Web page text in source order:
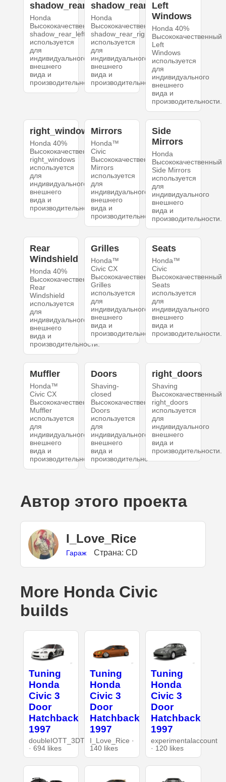
shadow_rear_left
Honda
Высококачественный
shadow_rear_left
используется
для
индивидуального
внешнего
вида и
производительности.
shadow_rear_right
Honda
Высококачественный
shadow_rear_right
используется
для
индивидуального
внешнего
вида и
производительности.
Left
Windows
Honda 40%
Высококачественный
Left
Windows
используется
для
индивидуального
внешнего
вида и
производительности.
right_windows
Honda 40%
Высококачественный
right_windows
используется
для
индивидуального
внешнего
вида и
производительности.
Mirrors
Honda™
Civic
Высококачественный
Mirrors
используется
для
индивидуального
внешнего
вида и
производительности.
Side
Mirrors
Honda
Высококачественный
Side Mirrors
используется
для
индивидуального
внешнего
вида и
производительности.
Rear
Windshield
Honda 40%
Высококачественный
Rear
Windshield
используется
для
индивидуального
внешнего
вида и
производительности.
Grilles
Honda™
Civic CX
Высококачественный
Grilles
используется
для
индивидуального
внешнего
вида и
производительности.
Seats
Honda™
Civic
Высококачественный
Seats
используется
для
индивидуального
внешнего
вида и
производительности.
Muffler
Honda™
Civic CX
Высококачественный
Muffler
используется
для
индивидуального
внешнего
вида и
производительности.
Doors
Shaving-
closed
Высококачественный
Doors
используется
для
индивидуального
внешнего
вида и
производительности.
right_doors
Shaving
Высококачественный
right_doors
используется
для
индивидуального
внешнего
вида и
производительности.
Автор этого проекта
I_Love_Rice
Гараж Страна: CD
More Honda Civic
builds
Tuning
Honda
Civic 3
Door
Hatchback
1997
doubleIOTT_3DT
· 694 likes
Tuning
Honda
Civic 3
Door
Hatchback
1997
I_Love_Rice ·
140 likes
Tuning
Honda
Civic 3
Door
Hatchback
1997
experimentalaccount
· 120 likes